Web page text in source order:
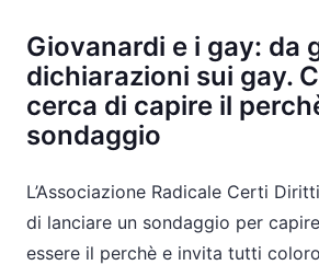
Giovanardi e i gay: da
dichiarazioni sui gay.
cerca di capire il
sondaggio
L’Associazione Radicale Certi
di lanciare un sondaggio per
essere il perchè e invita tutti